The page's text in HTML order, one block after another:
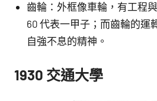
齒輪：外框像車輪，有工程
60 代表一甲子；而齒輪的運
自強不息的精神。
1930 交通大學